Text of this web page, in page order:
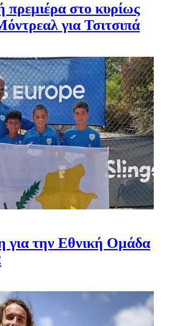
πρεμιέρα στο κυρίως
για Τσιτσιπά
για την Εθνική Ομάδα